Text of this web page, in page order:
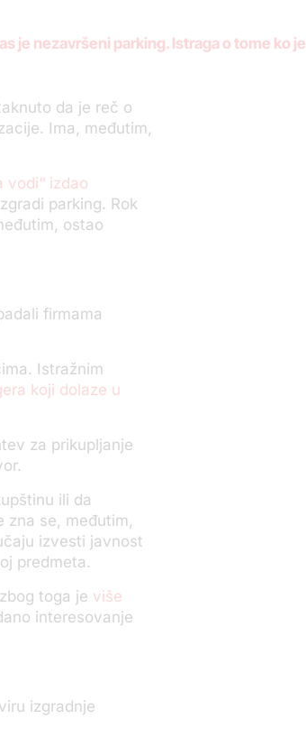
je nezavršeni parking. Istraga o tome ko je
da je reč o
Ima, međutim,
vodi“ izdao
parking. Rok
ostao
firmama
Istražnim
koji dolaze u
za prikupljanje
ili da
se, međutim,
izvesti javnost
predmeta.
toga je više
interesovanje
izgradnje